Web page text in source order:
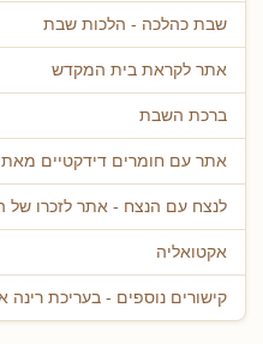
שבת כהלכה - הלכות שבת
אתר לקראת בית המקדש
ברכת השבת
אתר עם חומרים דידקטיים מאת
לנצח עם הנצח - אתר לזכרו של
אקטואליה
קישורים נוספים - בעריכת רינה